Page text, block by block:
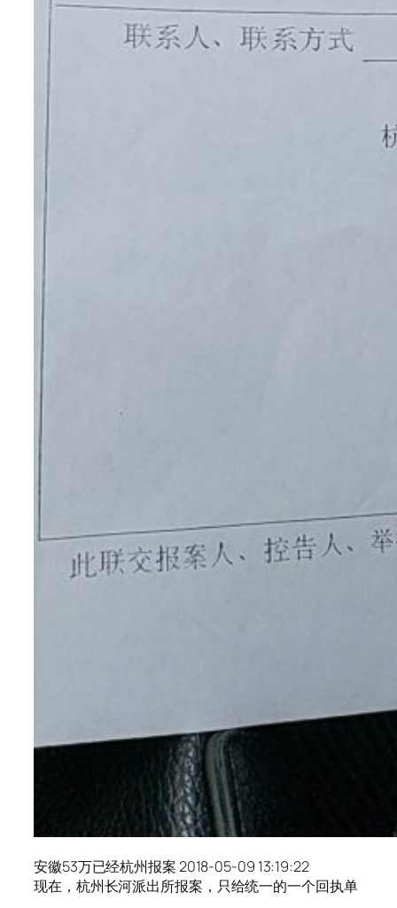
安徽53万已经杭州报案 2018-05-09 13:19:22
现在，杭州长河派出所报案，只给统一的一个回执单